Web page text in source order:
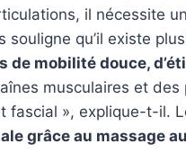
il nécessite
qu’il existe
de mobilité douce,
musculaires et des
fascial », explique-t-il.
grâce au massage